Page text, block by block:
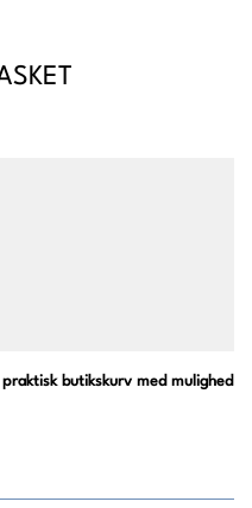
butikskurv med mulighed